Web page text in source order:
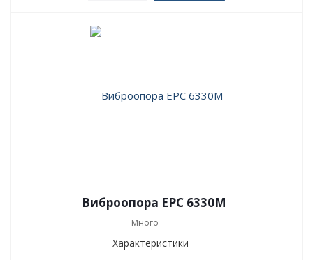
Виброопора EPC 6330M
Много
Характеристики